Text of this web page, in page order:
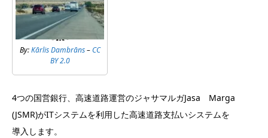
By:Kārlis Dambrāns–CC
BY 2.0
4つの国営銀行、高速道路運営のジャサマルガJasa Marga
(JSMR)がITシステムを利用した高速道路支払いシステムを
導入します。